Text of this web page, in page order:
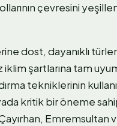
çevresini
dost, dayanıklı
iklim şartlarına tam
tekniklerinin
kritik bir öneme
Emremsultan